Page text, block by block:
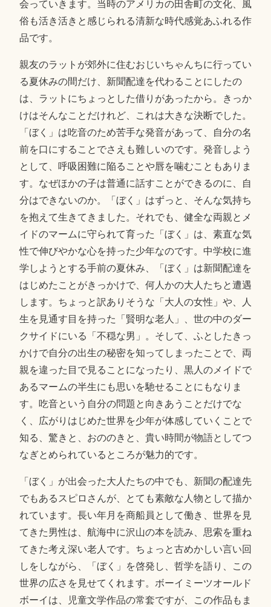
会っていきます。当時のアメリカの田舎町の文化、風
俗も活き活きと感じられる清新な時代感覚あふれる作
品です。
親友のラットが郊外に住むおじいちゃんちに行ってい
る夏休みの間だけ、新聞配達を代わることにしたの
は、ラットにちょっとした借りがあったから。きっか
けはそんなことだけれど、これは大きな決断でした。
「ぼく」は吃音のため苦手な発音があって、自分の名
前を口にすることでさえも難しいのです。発音しよう
として、呼吸困難に陥ることや唇を噛むこともありま
す。なぜほかの子は普通に話すことができるのに、自
分はできないのか。「ぼく」はずっと、そんな気持ち
を抱えて生きてきました。それでも、健全な両親とメ
イドのマームに守られて育った「ぼく」は、素直な気
性で伸びやかな心を持った少年なのです。中学校に進
学しようとする手前の夏休み、「ぼく」は新聞配達を
はじめたことがきっかけで、何人かの大人たちと遭遇
します。ちょっと訳ありそうな「大人の女性」や、人
生を見通す目を持った「賢明な老人」、世の中のダー
クサイドにいる「不穏な男」。そして、ふとしたきっ
かけで自分の出生の秘密を知ってしまったことで、両
親を違った目で見ることになったり、黒人のメイドで
あるマームの半生にも思いを馳せることにもなりま
す。吃音という自分の問題と向きあうことだけでな
く、広がりはじめた世界を少年が体感していくことで
知る、驚きと、おののきと、貴い時間が物語としてつ
なぎとめられているところが魅力的です。
「ぼく」が出会った大人たちの中でも、新聞の配達先
でもあるスピロさんが、とても素敵な人物として描か
れています。長い年月を商船員として働き、世界を見
てきた男性は、航海中に沢山の本を読み、思索を重ね
てきた考え深い老人です。ちょっと古めかしい言い回
しをしながら、「ぼく」を啓発し、哲学を語り、この
世界の広さを見せてくれます。ボーイミーツオールド
ボーイは、児童文学作品の常套ですが、この作品もま